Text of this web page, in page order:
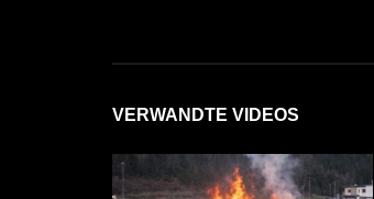
VERWANDTE VIDEOS